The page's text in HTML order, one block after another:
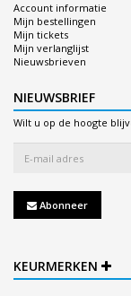
Account informatie
Mijn bestellingen
Mijn tickets
Mijn verlanglijst
Nieuwsbrieven
NIEUWSBRIEF
Wilt u op de hoogte
Abonneer
KEURMERKEN